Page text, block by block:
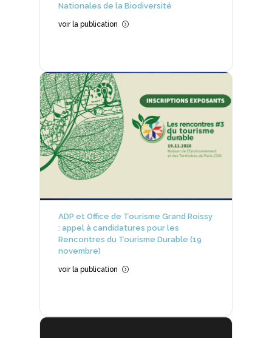
Nationales de la Biodiversité
voir la publication =
ADP et Office de Tourisme Grand Roissy
: appel à candidatures pour les
Rencontres du Tourisme Durable (19
novembre)
voir la publication =